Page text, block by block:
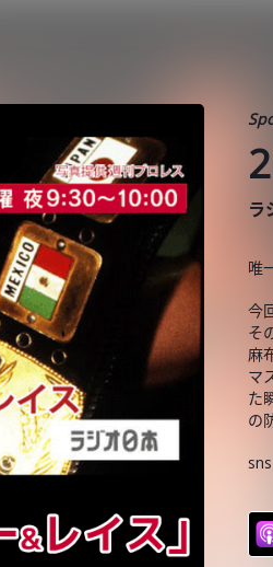
ラ
唯
今
そ
麻
マ
た
の
sns